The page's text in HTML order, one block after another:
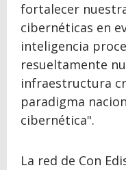
fortalecer
cibernéticas en
inteligencia
resueltamente
infraestructura
paradigma
cibernética".
La red de Con